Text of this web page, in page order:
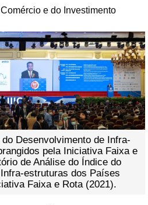
e do Investimento
Desenvolvimento de Infra-
pela Iniciativa Faixa e
de Análise do Índice do
estruturas dos Países
Faixa e Rota (2021).